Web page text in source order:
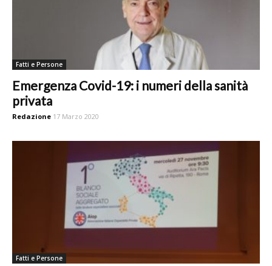
Fatti e Persone
Emergenza Covid-19: i numeri della sanità
privata
Redazione 17 Marzo 2020
Fatti e Persone